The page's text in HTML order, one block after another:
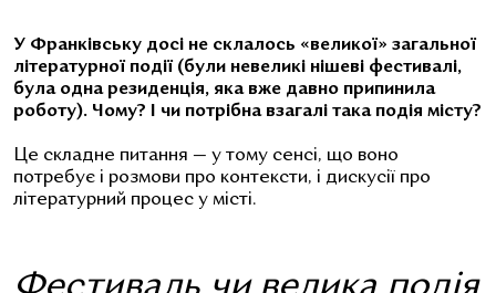
У Франківську досі не склалось «великої» загальної
літературної події (були невеликі нішеві фестивалі,
була одна резиденція, яка вже давно припинила
роботу). Чому? І чи потрібна взагалі така подія місту?
Це складне питання — у тому сенсі, що воно
потребує і розмови про контексти, і дискусії про
літературний процес у місті.